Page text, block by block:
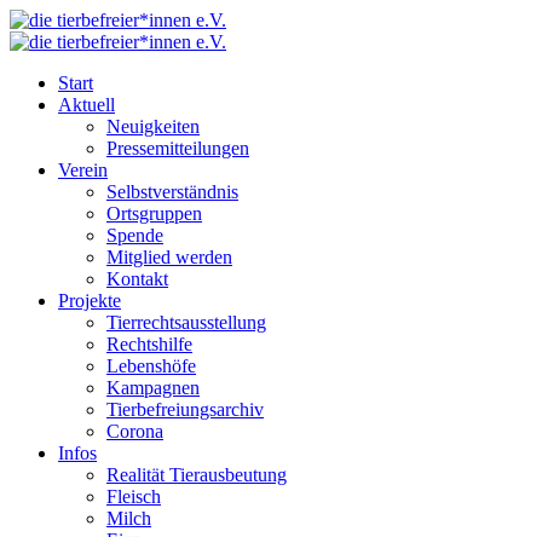
Start
Aktuell
Neuigkeiten
Pressemitteilungen
Verein
Selbstverständnis
Ortsgruppen
Spende
Mitglied werden
Kontakt
Projekte
Tierrechtsausstellung
Rechtshilfe
Lebenshöfe
Kampagnen
Tierbefreiungsarchiv
Corona
Infos
Realität Tierausbeutung
Fleisch
Milch